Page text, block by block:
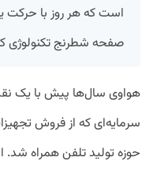
است که هر روز با حرکت
صفحه شطرنج تکنولوژی
هواوی سال‌ها پیش با یک
سرمایه‌ای که از فروش
حوزه تولید تلفن همراه شد.